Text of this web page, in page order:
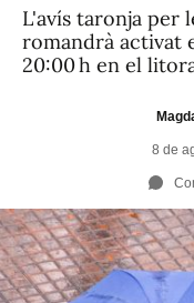
L'avís taronja per
romandrà activat
20:00 h en el
8 de